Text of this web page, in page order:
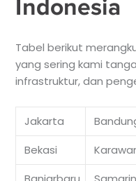
Indonesia
Tabel berikut
yang sering kami
infrastruktur, dan
Jakarta
Bekasi